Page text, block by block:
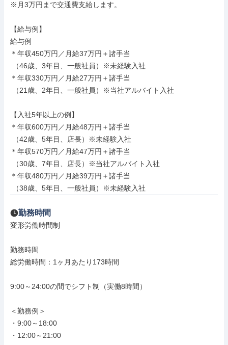
※月3万円まで交通費支給します。
【給与例】
給与例
＊年収450万円／月給37万円＋諸手当
＊年収330万円／月給27万円＋諸手当
【入社5年以上の例】
＊年収600万円／月給48万円＋諸手当
＊年収570万円／月給47万円＋諸手当
＊年収480万円／月給39万円＋諸手当
（38歳、5年目、一般社員）※未経験入社
勤務時間
変形労働時間制
勤務時間
総労働時間：1ヶ月あたり173時間
9:00～24:00の間でシフト制（実働8時間）
＜勤務例＞
・9:00～18:00
・12:00～21:00